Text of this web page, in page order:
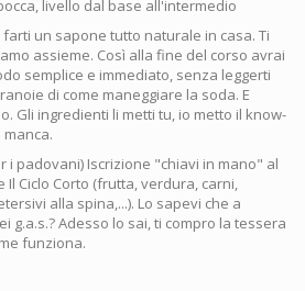
livello dal base all'intermedio
farti un sapone tutto naturale in casa. Ti
assieme. Così alla fine del corso avrai
semplice e immediato, senza leggerti
di come maneggiare la soda. E
Gli ingredienti li metti tu, io metto il know-
i padovani) Iscrizione "chiavi in mano" al
Ciclo Corto (frutta, verdura, carni,
alla spina,...). Lo sapevi che a
g.a.s.? Adesso lo sai, ti compro la tessera
funziona.